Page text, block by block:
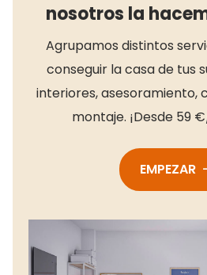
nosotros la
Agrupamos distintos
conseguir la casa de tus
interiores, asesoramiento,
montaje. ¡Desde 59
EMPEZAR